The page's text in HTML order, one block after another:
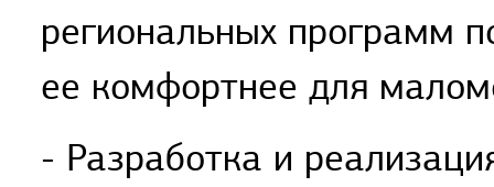
региональных программ
ее комфортнее для
- Разработка и